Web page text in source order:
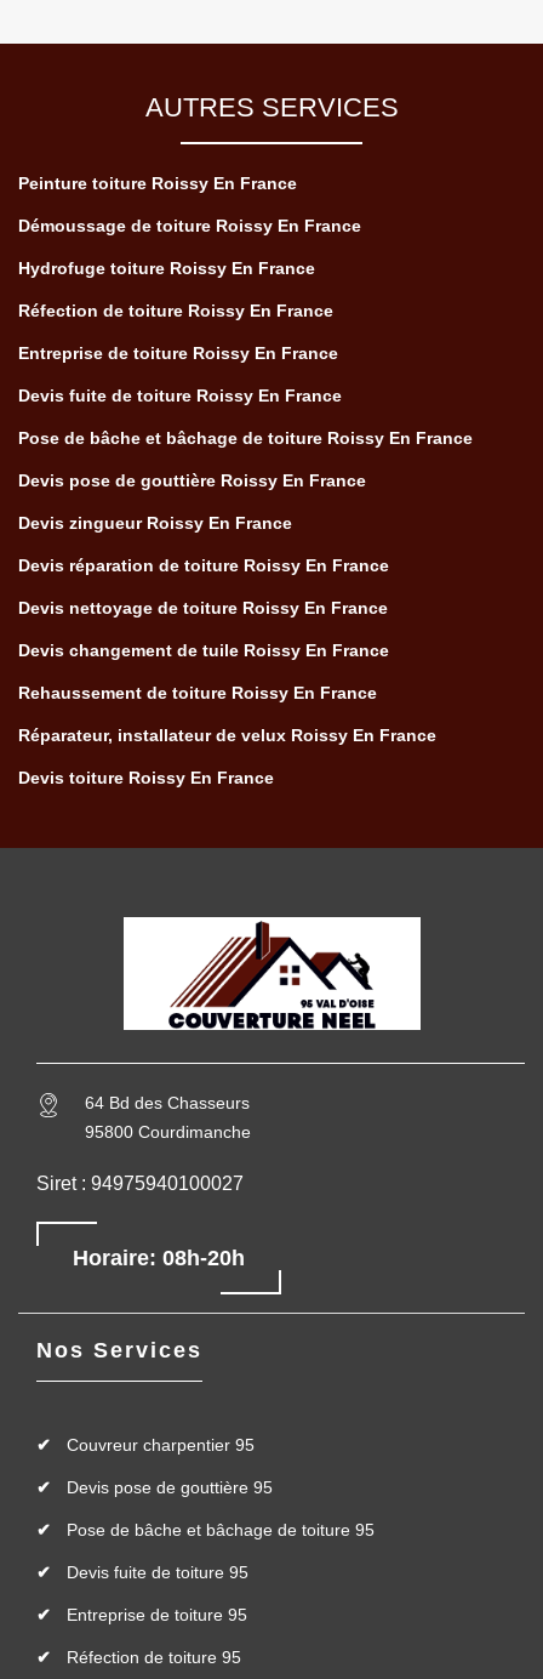
AUTRES SERVICES
Peinture toiture Roissy En France
Démoussage de toiture Roissy En France
Hydrofuge toiture Roissy En France
Réfection de toiture Roissy En France
Entreprise de toiture Roissy En France
Devis fuite de toiture Roissy En France
Pose de bâche et bâchage de toiture Roissy En France
Devis pose de gouttière Roissy En France
Devis zingueur Roissy En France
Devis réparation de toiture Roissy En France
Devis nettoyage de toiture Roissy En France
Devis changement de tuile Roissy En France
Rehaussement de toiture Roissy En France
Réparateur, installateur de velux Roissy En France
Devis toiture Roissy En France
64 Bd des Chasseurs
95800 Courdimanche
Siret : 94975940100027
Horaire: 08h-20h
Nos Services
Couvreur charpentier 95
Devis pose de gouttière 95
Pose de bâche et bâchage de toiture 95
Devis fuite de toiture 95
Entreprise de toiture 95
Réfection de toiture 95